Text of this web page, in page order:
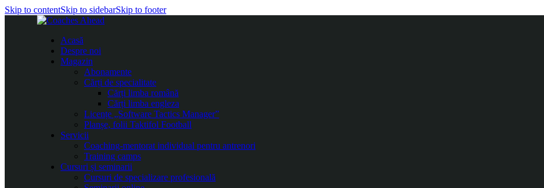
Skip to contentSkip to sidebarSkip to footer
Acasă
Despre noi
Magazin
Abonamente
Cărți de specialitate
Cărți limba română
Cărți limba engleza
Licențe „Software Tactics Manager”
Planșe, folii Taktifol Football
Servicii
Coaching-mentorat individual pentru antrenori
Training camps
Cursuri și seminarii
Cursuri de specializare profesională